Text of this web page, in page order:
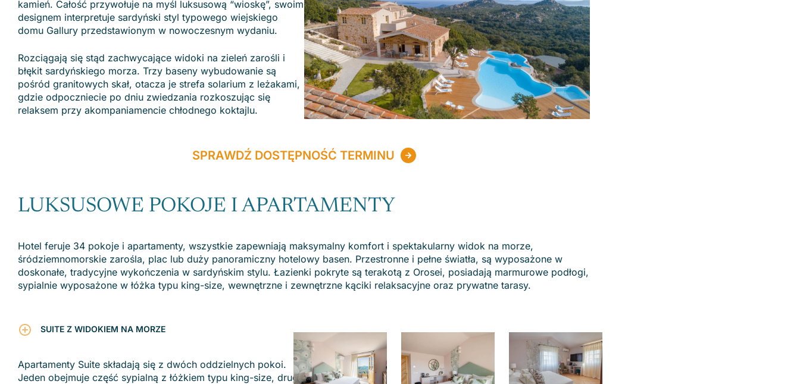
kamień. Całość przywołuje na myśl luksusową “wioskę”, swoim
designem interpretuje sardyński styl typowego wiejskiego
domu Gallury przedstawionym w nowoczesnym wydaniu.
Rozciągają się stąd zachwycające widoki na zieleń zarośli i
błękit sardyńskiego morza. Trzy baseny wybudowanie są
pośród granitowych skał, otacza je strefa solarium z leżakami,
gdzie odpoczniecie po dniu zwiedzania rozkoszując się
relaksem przy akompaniamencie chłodnego koktajlu.
SPRAWDŹ DOSTĘPNOŚĆ TERMINU
LUKSUSOWE POKOJE I APARTAMENTY
Hotel feruje 34 pokoje i apartamenty, wszystkie zapewniają maksymalny komfort i spektakularny widok na morze,
śródziemnomorskie zarośla, plac lub duży panoramiczny hotelowy basen. Przestronne i pełne światła, są wyposażone w
doskonałe, tradycyjne wykończenia w sardyńskim stylu. Łazienki pokryte są terakotą z Orosei, posiadają marmurowe podłogi,
sypialnie wyposażone w łóżka typu king-size, wewnętrzne i zewnętrzne kąciki relaksacyjne oraz prywatne tarasy.
SUITE Z WIDOKIEM NA MORZE
Apartamenty Suite składają się z dwóch oddzielnych pokoi.
Jeden obejmuje część sypialną z łóżkiem typu king-size, drugi